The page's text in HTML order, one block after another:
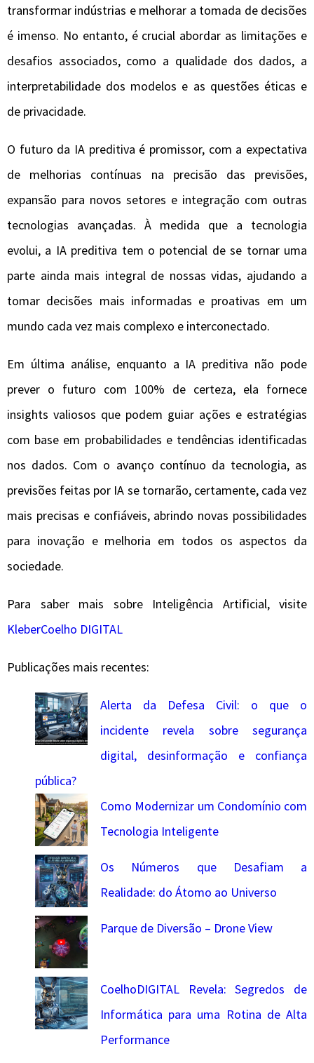
transformar indústrias e melhorar a tomada de decisões
é imenso. No entanto, é crucial abordar as limitações e
desafios associados, como a qualidade dos dados, a
interpretabilidade dos modelos e as questões éticas e
de privacidade.
O futuro da IA preditiva é promissor, com a expectativa
de melhorias contínuas na precisão das previsões,
expansão para novos setores e integração com outras
tecnologias avançadas. À medida que a tecnologia
evolui, a IA preditiva tem o potencial de se tornar uma
parte ainda mais integral de nossas vidas, ajudando a
tomar decisões mais informadas e proativas em um
mundo cada vez mais complexo e interconectado.
Em última análise, enquanto a IA preditiva não pode
prever o futuro com 100% de certeza, ela fornece
insights valiosos que podem guiar ações e estratégias
com base em probabilidades e tendências identificadas
nos dados. Com o avanço contínuo da tecnologia, as
previsões feitas por IA se tornarão, certamente, cada vez
mais precisas e confiáveis, abrindo novas possibilidades
para inovação e melhoria em todos os aspectos da
sociedade.
Para saber mais sobre Inteligência Artificial, visite
KleberCoelho DIGITAL
Publicações mais recentes:
Alerta da Defesa Civil: o que o
incidente revela sobre segurança
digital, desinformação e confiança
pública?
Como Modernizar um Condomínio com
Tecnologia Inteligente
Os Números que Desafiam a
Realidade: do Átomo ao Universo
Parque de Diversão – Drone View
CoelhoDIGITAL Revela: Segredos de
Informática para uma Rotina de Alta
Performance